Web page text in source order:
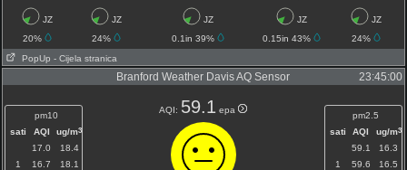
JZ JZ JZ JZ
JZ
20%
24% 0.1in 39% 0.15in 43%
24%
PopUp - Cijela stranica
Branford Weather Davis AQ Sensor 23:45:00
pm10
sati
AQI ug/m3
17.0
18.4
1
16.7
18.1
AQI: 59.1 epa
pm2.5
sati
AQI ug/m3
59.1
16.3
1
59.6
16.5